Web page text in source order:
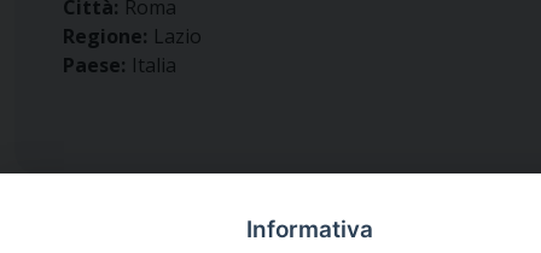
Città: Roma
Regione: Lazio
Paese: Italia
Informativa